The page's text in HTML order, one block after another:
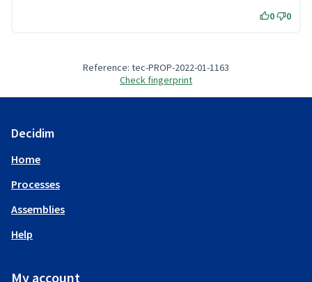
0 0
Reference: tec-PROP-2022-01-1163
Check fingerprint
Decidim
Home
Processes
Assemblies
Help
My account